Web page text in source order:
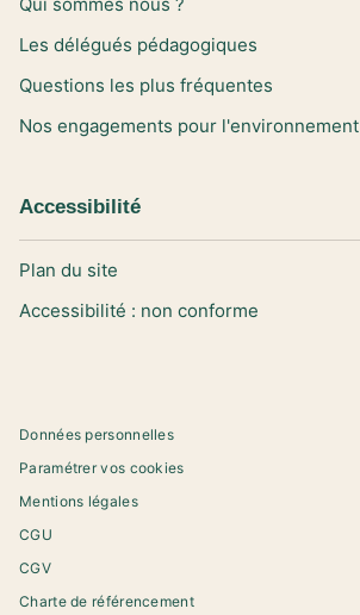
Les délégués pédagogiques
Questions les plus fréquentes
Nos engagements pour l'environnement
Accessibilité
Plan du site
Accessibilité : non conforme
Données personnelles
Paramétrer vos cookies
Mentions légales
CGU
CGV
Charte de référencement